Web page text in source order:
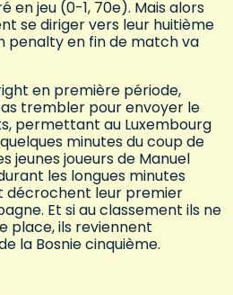
en jeu (0-1, 70e). Mais alors
se diriger vers leur huitième
penalty en fin de match va
en première période,
trembler pour envoyer le
permettant au Luxembourg
minutes du coup de
jeunes joueurs de Manuel
les longues minutes
décrochent leur premier
Et si au classement ils ne
place, ils reviennent
la Bosnie cinquième.